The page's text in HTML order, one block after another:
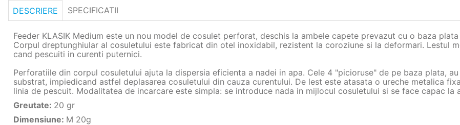
DESCRIERE SPECIFICATII
Feeder KLASIK Medium este un nou model de cosulet perforat, deschis la ambele capete prevazut cu o baza
Corpul dreptunghiular al cosuletului este fabricat din otel inoxidabil, rezistent la coroziune si la deformari. Lestul
cand pescuiti in curenti puternici.
Perforatiile din corpul cosuletului ajuta la dispersia eficienta a nadei in apa. Cele 4 "picioruse" de pe baza plata,
substrat, impiedicand astfel deplasarea cosuletului din cauza curentului. De lest este atasata o ureche metalica
linia de pescuit. Modalitatea de incarcare este simpla: se introduce nada in mijlocul cosuletului si se face capac la
Greutate: 20 gr
Dimensiune: M 20g